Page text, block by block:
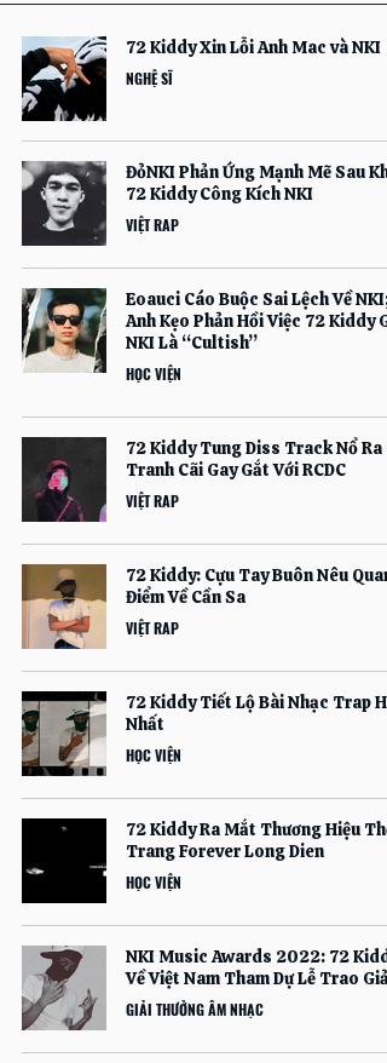
72 Kiddy Xin Lỗi Anh Mac và NKI
NGHỆ SĨ
ĐỏNKI Phản Ứng Mạnh Mẽ Sau Khi
72 Kiddy Công Kích NKI
VIỆT RAP
Eoauci Cáo Buộc Sai Lệch Về NKI;
Anh Kẹo Phản Hồi Việc 72 Kiddy
NKI Là “Cultish”
HỌC VIỆN
72 Kiddy Tung Diss Track Nổ Ra
Tranh Cãi Gay Gắt Với RCDC
VIỆT RAP
72 Kiddy: Cựu Tay Buôn Nêu Quan
Điểm Về Cần Sa
VIỆT RAP
72 Kiddy Tiết Lộ Bài Nhạc Trap
Nhất
HỌC VIỆN
72 Kiddy Ra Mắt Thương Hiệu
Trang Forever Long Dien
HỌC VIỆN
NKI Music Awards 2022: 72 Kiddy
Về Việt Nam Tham Dự Lễ Trao Giải
GIẢI THƯỞNG ÂM NHẠC